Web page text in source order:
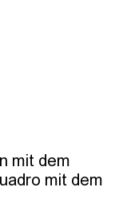
mit dem
mit dem